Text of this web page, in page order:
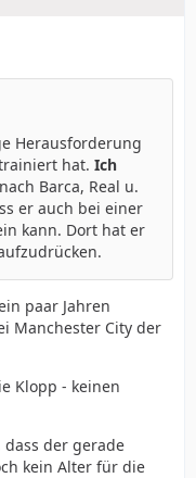
Herausforderung
hat. Ich
Barca, Real u.
er auch bei einer
kann. Dort hat er
paar Jahren
Manchester City der
Klopp - keinen
der gerade
kein Alter für die